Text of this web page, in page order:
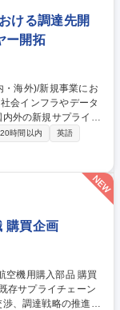
ける調達先開
ー開拓
外の新規サプライヤ
量産移行後の管理は
準に基づく評価・監
納期、インコターム
で） ■開発・品質等
的に英語を使用しま
時間以内
英語
購買企画
、調達戦略の推進を